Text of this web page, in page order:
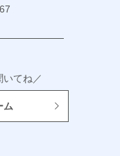
いてね／
ム